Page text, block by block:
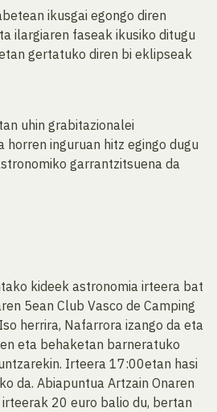
ikusgai egongo diren
ilargiaren faseak ikusiko ditugu
gertatuko diren bi eklipseak
uhin grabitazionalei
inguruan hitz egingo dugu
garrantzitsuena da
kideek astronomia irteera bat
5ean Club Vasco de Camping
herrira, Nafarrora izango da eta
eta behaketan barneratuko
Irteera 17:00etan hasi
da. Abiapuntua Artzain Onaren
20 euro balio du, bertan